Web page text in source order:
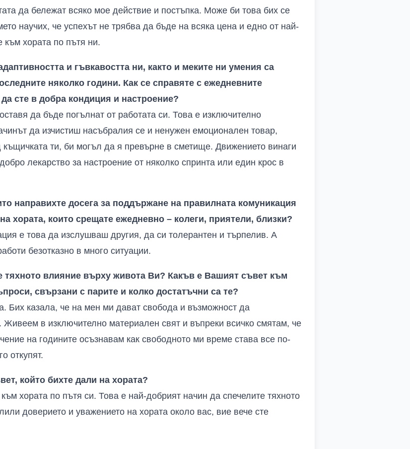
да бележат всяко мое действие и постъпка. Може би това бих се
научих, че успехът не трябва да бъде на всяка цена и едно от най-
хората по пътя ни.
и гъвкавостта ни, както и меките ни умения са
няколко години. Как се справяте с ежедневните
сте в добра кондиция и настроение?
да бъде погълнат от работата си. Това е изключително
да изчистиш насъбралия се и ненужен емоционален товар,
ти, би могъл да я превърне в сметище. Движението винаги
лекарство за настроение от няколко спринта или един крос в
направихте досега за поддържане на правилната комуникация
хората, които срещате ежедневно – колеги, приятели, близки?
е това да изслушваш другия, да си толерантен и търпелив. А
безотказно в много ситуации.
тяхното влияние върху живота Ви? Какъв е Вашият съвет към
свързани с парите и колко достатъчни са те?
Бих казала, че на мен ми дават свобода и възможност да
в изключително материален свят и въпреки всичко смятам, че
на годините осъзнавам как свободното ми време става все по-
откупят.
който бихте дали на хората?
хората по пътя си. Това е най-добрият начин да спечелите тяхното
доверието и уважението на хората около вас, вие вече сте